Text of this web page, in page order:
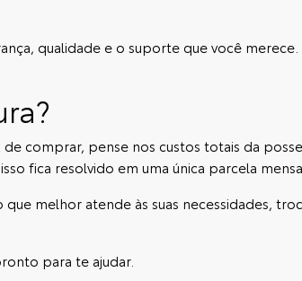
qualidade e o suporte que você
de comprar, pense nos custos totais da
fica resolvido em uma única parcela
melhor atende às suas necessidades,
para te ajudar.